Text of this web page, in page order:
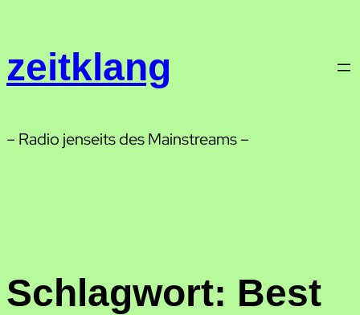
springen
zeitklang
– Radio jenseits des Mainstreams –
Schlagwort: Best